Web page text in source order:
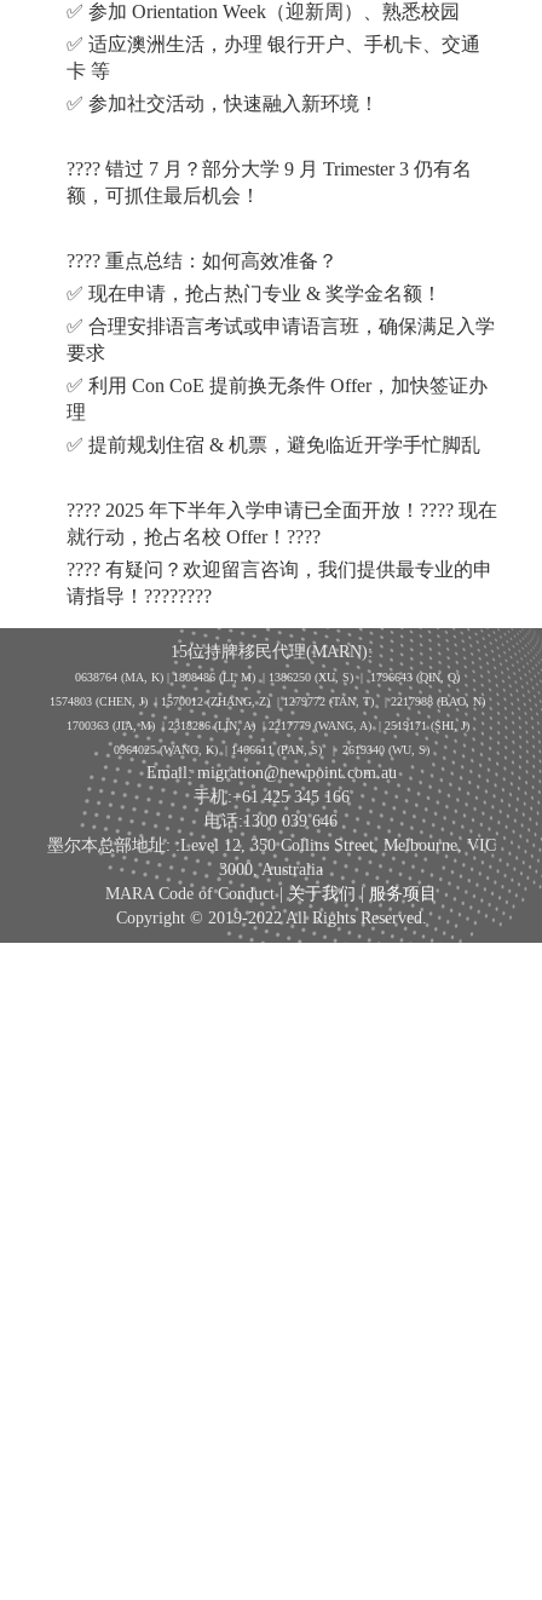
✅ 参加 Orientation Week （迎新周）、熟悉校园
✅ 适应澳洲生活，办理 银行开户、手机卡、交通
卡 等
✅ 参加社交活动，快速融入新环境！
???? 错过 7 月？部分大学 9 月 Trimester 3 仍有名
额，可抓住最后机会！
???? 重点总结：如何高效准备？
✅ 现在申请，抢占热门专业 & 奖学金名额！
✅ 合理安排语言考试或申请语言班，确保满足入学
要求
✅ 利用 Con CoE 提前换无条件 Offer，加快签证办
理
✅ 提前规划住宿 & 机票，避免临近开学手忙脚乱
???? 2025 年下半年入学申请已全面开放！ ???? 现在
就行动，抢占名校 Offer！ ????
???? 有疑问？欢迎留言咨询，我们提供最专业的申
请指导！ ????????
15位持牌移民代理(MARN):
0638764 (MA, K) |1808486 (LI, M) | 1386250 (XU, S)| 1796643 (QIN, Q)
1574803 (CHEN, J) | 1570012 (ZHANG, Z) | 1279772 (TAN, T) | 2217988 (BAO, N)
1700363 (JIA, M) | 2318286 (LIN, A) | 2217779 (WANG, A) | 2519171 (SHI, J)
0964025 (WANG, K) | 1466611 (PAN, S)| 2619340 (WU, S)
Email: migration@newpoint.com.au
手机:+61 425 345 166
电话:1300 039 646
墨尔本总部地址: :Level 12, 350 Collins Street, Melbourne, VIC
3000, Australia
MARA Code of Conduct |关于我们 | 服务项目
Copyright © 2019-2022 All Rights Reserved.